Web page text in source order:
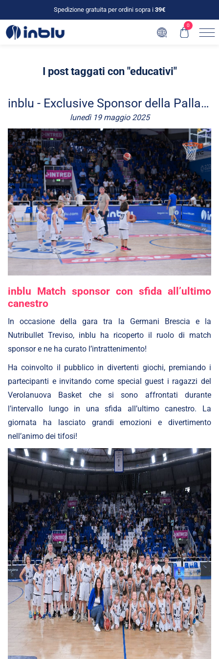
Spedizione gratuita per ordini sopra i 39€
0
I post taggati con "educativi"
inblu - Exclusive Sponsor della Pallacanestro Brescia
lunedì 19 maggio 2025
inblu Match sponsor con sfida all’ultimo
canestro
In occasione della gara tra la Germani Brescia e la
Nutribullet Treviso, inblu ha ricoperto il ruolo di match
sponsor e ne ha curato l’intrattenimento!
Ha coinvolto il pubblico in divertenti giochi, premiando i
partecipanti e invitando come special guest i ragazzi del
Verolanuova Basket che si sono affrontati durante
l’intervallo lungo in una sfida all’ultimo canestro. La
giornata ha lasciato grandi emozioni e divertimento
nell’animo dei tifosi!